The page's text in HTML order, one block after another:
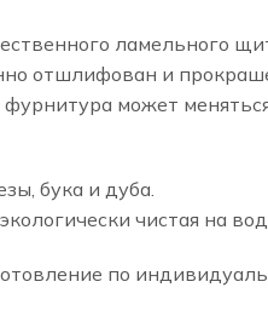
ламельного
отшлифован и
может
бука и дуба.
чистая на
по